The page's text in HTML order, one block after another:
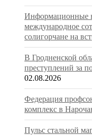
Информационные
международное
солигорчане на
В Гродненской
преступлений за
02.08.2026
Федерация
комплекс в
Пульс стальной